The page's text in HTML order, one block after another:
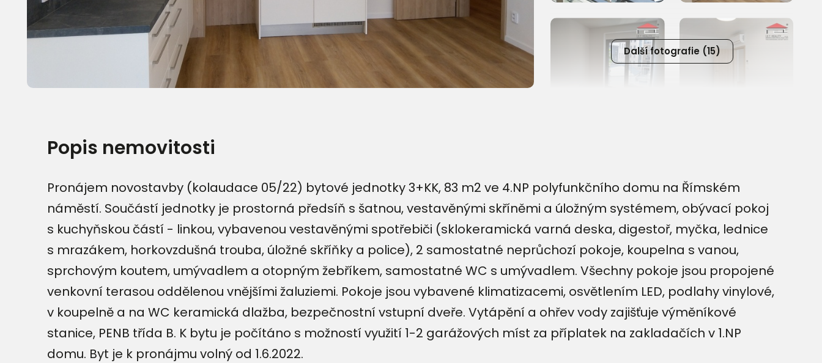
Další fotografie (15)
Popis nemovitosti
Pronájem novostavby (kolaudace 05/22) bytové jednotky 3+KK, 83 m2 ve 4.NP polyfunkčního domu na Římském
náměstí. Součástí jednotky je prostorná předsíň s šatnou, vestavěnými skříněmi a úložným systémem, obývací pokoj
s kuchyňskou částí - linkou, vybavenou vestavěnými spotřebiči (sklokeramická varná deska, digestoř, myčka, lednice
s mrazákem, horkovzdušná trouba, úložné skříňky a police), 2 samostatné neprůchozí pokoje, koupelna s vanou,
sprchovým koutem, umývadlem a otopným žebříkem, samostatné WC s umývadlem. Všechny pokoje jsou propojené
venkovní terasou oddělenou vnějšími žaluziemi. Pokoje jsou vybavené klimatizacemi, osvětlením LED, podlahy vinylové,
v koupelně a na WC keramická dlažba, bezpečnostní vstupní dveře. Vytápění a ohřev vody zajišťuje výměníkové
stanice, PENB třída B. K bytu je počítáno s možností využití 1-2 garážových míst za příplatek na zakladačích v 1.NP
domu. Byt je k pronájmu volný od 1.6.2022.